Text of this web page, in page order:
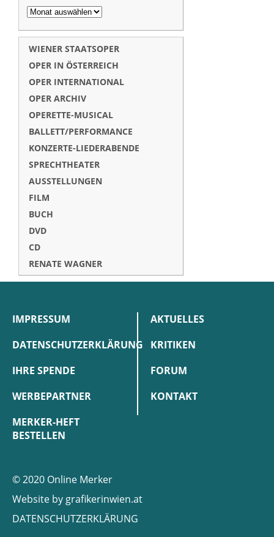
WIENER STAATSOPER
OPER IN ÖSTERREICH
OPER INTERNATIONAL
OPER ARCHIV
OPERETTE-MUSICAL
BALLETT/PERFORMANCE
KONZERTE-LIEDERABENDE
SPRECHTHEATER
AUSSTELLUNGEN
FILM
BUCH
DVD
CD
RENATE WAGNER
IMPRESSUM
DATENSCHUTZERKLÄRUNG
IHRE SPENDE
WERBEPARTNER
MERKER-HEFT
BESTELLEN
AKTUELLES
KRITIKEN
FORUM
KONTAKT
© 2020 Online Merker
Website by grafikerinwien.at
DATENSCHUTZERKLÄRUNG